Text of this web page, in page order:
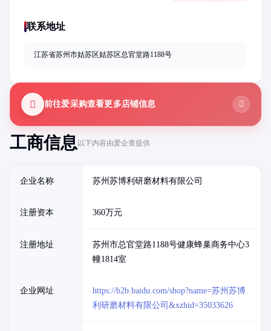
工商信息以下内容由爱企查提供
企业名称 苏州苏博利研磨材料有限公司
注册资本 360万元
注册地址
苏州市总官堂路1188号健康蜂巢商务中心3
幢1814室
企业网址
https://b2b.baidu.com/shop?name=苏州苏博
利研磨材料有限公司&xzhid=35033626
联系地址
江苏省苏州市姑苏区姑苏区总官堂路1188号
前往爱采购查看更多店铺信息